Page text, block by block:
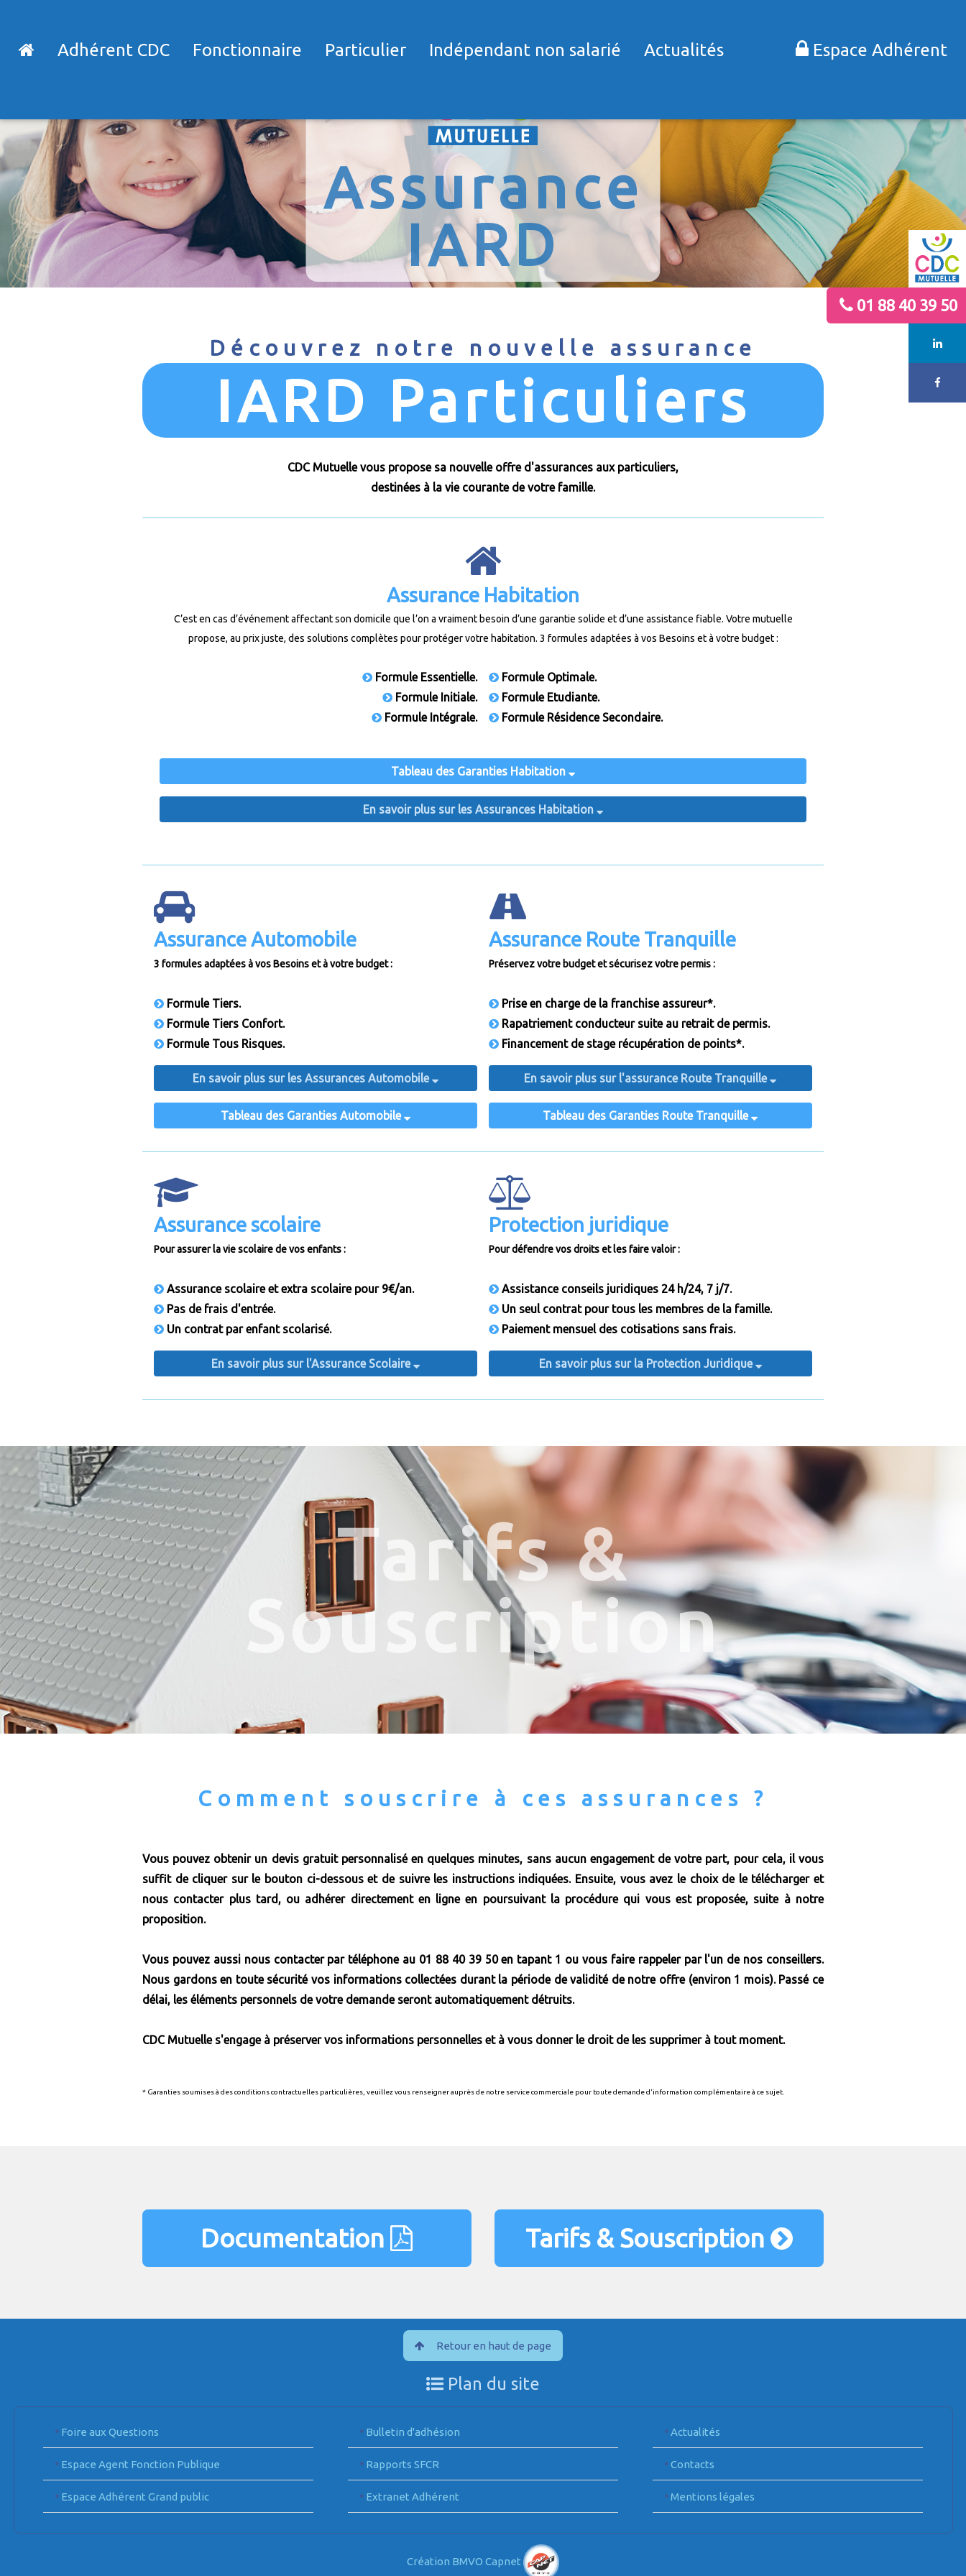
Adhérent CDC Fonctionnaire Particulier Indépendant non salarié Actualités Espace Adhérent
Assurance
IARD
Découvrez notre nouvelle assurance
IARD Particuliers
CDC Mutuelle vous propose sa nouvelle offre d'assurances aux particuliers,
destinées à la vie courante de votre famille.
Assurance Habitation
C’est en cas d’événement affectant son domicile que l’on a vraiment besoin d’une garantie solide et d’une assistance fiable. Votre mutuelle
propose, au prix juste, des solutions complètes pour protéger votre habitation. 3 formules adaptées à vos Besoins et à votre budget :
Formule Essentielle.
Formule Initiale.
Formule Intégrale.
Formule Optimale.
Formule Etudiante.
Formule Résidence Secondaire.
Tableau des Garanties Habitation
En savoir plus sur les Assurances Habitation
Assurance Automobile
3 formules adaptées à vos Besoins et à votre budget :
Formule Tiers.
Formule Tiers Confort.
Formule Tous Risques.
En savoir plus sur les Assurances Automobile
Tableau des Garanties Automobile
Assurance Route Tranquille
Préservez votre budget et sécurisez votre permis :
Prise en charge de la franchise assureur*.
Rapatriement conducteur suite au retrait de permis.
Financement de stage récupération de points*.
En savoir plus sur l'assurance Route Tranquille
Tableau des Garanties Route Tranquille
Assurance scolaire
Pour assurer la vie scolaire de vos enfants :
Assurance scolaire et extra scolaire pour 9€/an.
Pas de frais d'entrée.
Un contrat par enfant scolarisé.
En savoir plus sur l'Assurance Scolaire
Protection juridique
Pour défendre vos droits et les faire valoir :
Assistance conseils juridiques 24 h/24, 7 j/7.
Un seul contrat pour tous les membres de la famille.
Paiement mensuel des cotisations sans frais.
En savoir plus sur la Protection Juridique
Tarifs &
Souscription
Comment souscrire à ces assurances ?
Vous pouvez obtenir un devis gratuit personnalisé en quelques minutes, sans aucun engagement de votre part, pour cela, il vous
suffit de cliquer sur le bouton ci-dessous et de suivre les instructions indiquées. Ensuite, vous avez le choix de le télécharger et
nous contacter plus tard, ou adhérer directement en ligne en poursuivant la procédure qui vous est proposée, suite à notre
proposition.
Vous pouvez aussi nous contacter par téléphone au 01 88 40 39 50 en tapant 1 ou vous faire rappeler par l'un de nos conseillers.
Nous gardons en toute sécurité vos informations collectées durant la période de validité de notre offre (environ 1 mois). Passé ce
délai, les éléments personnels de votre demande seront automatiquement détruits.
CDC Mutuelle s'engage à préserver vos informations personnelles et à vous donner le droit de les supprimer à tout moment.
* Garanties soumises à des conditions contractuelles particulières, veuillez vous renseigner auprès de notre service commerciale pour toute demande d'information complémentaire à ce sujet.
Documentation Tarifs & Souscription
Retour en haut de page
Plan du site
• Foire aux Questions
• Espace Agent Fonction Publique
• Espace Adhérent Grand public
• Bulletin d'adhésion
• Rapports SFCR
• Extranet Adhérent
• Actualités
• Contacts
• Mentions légales
Création BMVO Capnet
01 88 40 39 50